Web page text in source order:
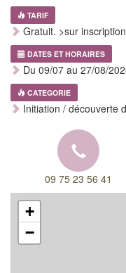
TARIF
Gratuit. >sur
DATES ET HORAIRES
Du 09/07 au 27/08/
CATEGORIE
Initiation / découverte
09 75 23 56 41
+
−